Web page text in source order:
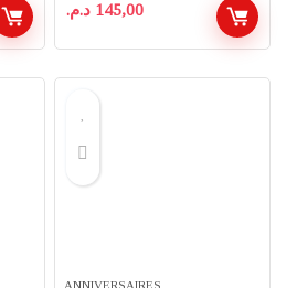
145,00 د.م.
ANNIVERSAIRES